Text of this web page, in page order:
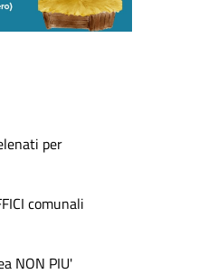
per
comunali
NON PIU'